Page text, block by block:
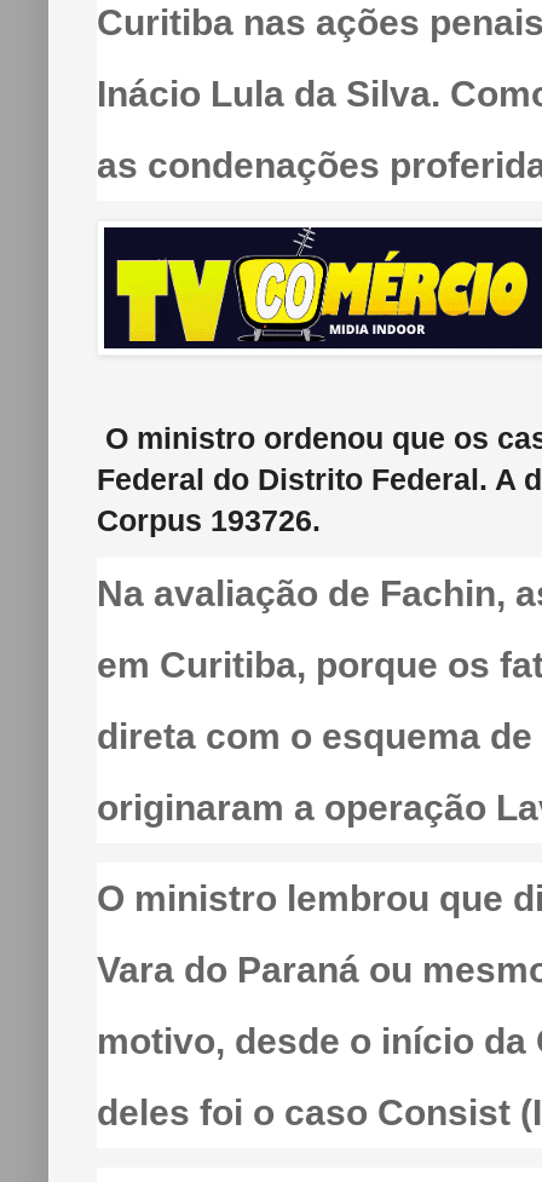
Curitiba nas ações
Inácio Lula da Silva.
as condenações
O ministro ordenou que os
Federal do Distrito Federal. A
Corpus 193726.
Na avaliação de Fachin,
em Curitiba, porque os
direta com o esquema
originaram a operação
O ministro lembrou que
Vara do Paraná ou
motivo, desde o início da
deles foi o caso Consist